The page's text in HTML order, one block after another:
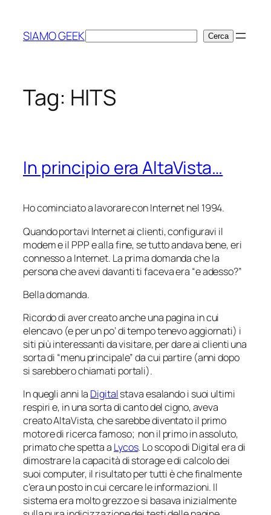
contenuto
SIAMO GEEKCerca Cerca
Tag: HITS
In principio era AltaVista…
Ho cominciato a lavorare con Internet nel 1994.
Quando portavi Internet ai clienti, configuravi il
modem e il PPP e alla fine, se tutto andava bene, eri
connesso a Internet. La prima domanda che la
persona che avevi davanti ti faceva era “e adesso?”
Bella domanda.
Ricordo di aver creato anche una pagina in cui
elencavo (e per un po’ di tempo tenevo aggiornati) i
siti più interessanti da visitare, per dare ai clienti una
sorta di “menu principale” da cui partire (anni dopo
si sarebbero chiamati portali).
In quegli anni la Digitalstava esalando i suoi ultimi
respiri e, in una sorta di canto del cigno, aveva
creato AltaVista, che sarebbe diventato il primo
motore di ricerca famoso; non il primo in assoluto,
primato che spetta a Lycos. Lo scopo di Digital era di
dimostrare la capacità di storage e di calcolo dei
suoi computer, il risultato per tutti è che finalmente
c’era un posto in cui cercare le informazioni. Il
sistema era molto grezzo e si basava inizialmente